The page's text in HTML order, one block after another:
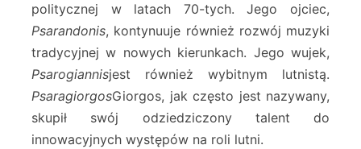
politycznej w latach 70-tych. Jego ojciec,
Psarandonis, kontynuuje również rozwój muzyki
tradycyjnej w nowych kierunkach. Jego wujek,
Psarogiannisjest również wybitnym lutnistą.
PsaragiorgosGiorgos, jak często jest nazywany,
skupił swój odziedziczony talent do
innowacyjnych występów na roli lutni.